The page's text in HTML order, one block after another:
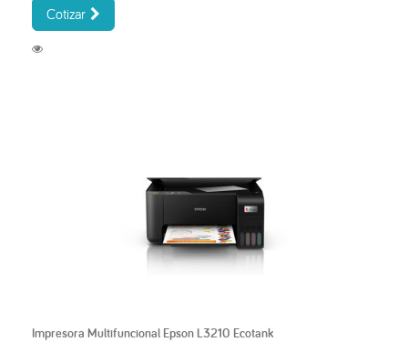
Cotizar
Impresora Multifuncional Epson L3210 Ecotank